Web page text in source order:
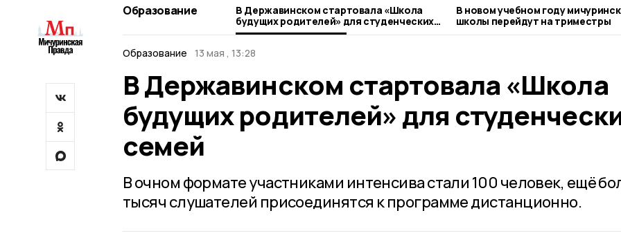
Образование
В Державинском стартовала «Школа
будущих родителей» для студенческих
семей
В новом учебном году
школы перейдут на триместры
Образование 13 мая , 13:28
В Державинском стартовала «Школа
будущих родителей» для
семей
В очном формате участниками интенсива стали 100 человек, ещё
тысяч слушателей присоединятся к программе дистанционно.